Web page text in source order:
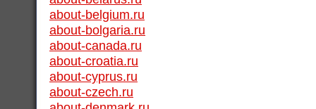
about-belgium.ru
about-bolgaria.ru
about-canada.ru
about-croatia.ru
about-cyprus.ru
about-czech.ru